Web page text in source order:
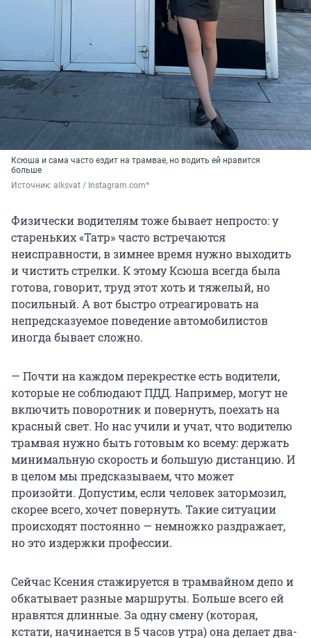
Ксюша и сама часто ездит на трамвае, но водить ей нравится
больше
Источник: alksvat / Instagram.com*
Физически водителям тоже бывает непросто: у
стареньких «Татр» часто встречаются
неисправности, в зимнее время нужно выходить
и чистить стрелки. К этому Ксюша всегда была
готова, говорит, труд этот хоть и тяжелый, но
посильный. А вот быстро отреагировать на
непредсказуемое поведение автомобилистов
иногда бывает сложно.
— Почти на каждом перекрестке есть водители,
которые не соблюдают ПДД. Например, могут не
включить поворотник и повернуть, поехать на
красный свет. Но нас учили и учат, что водителю
трамвая нужно быть готовым ко всему: держать
минимальную скорость и большую дистанцию. И
в целом мы предсказываем, что может
произойти. Допустим, если человек затормозил,
скорее всего, хочет повернуть. Такие ситуации
происходят постоянно — немножко раздражает,
но это издержки профессии.
Сейчас Ксения стажируется в трамвайном депо и
обкатывает разные маршруты. Больше всего ей
нравятся длинные. За одну смену (которая,
кстати, начинается в 5 часов утра) она делает два-